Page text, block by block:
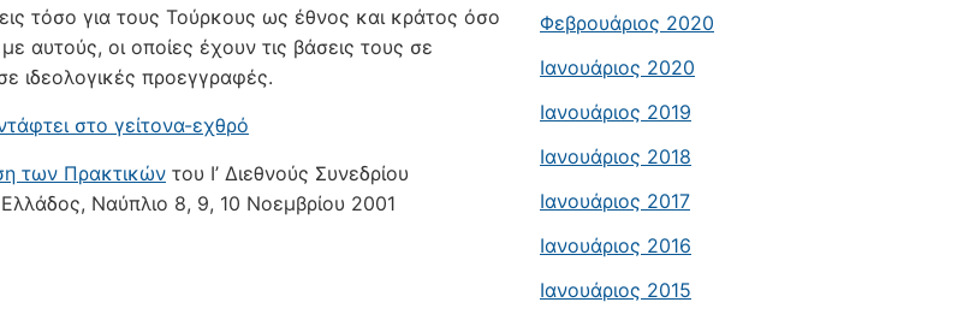
τόσο για τους Τούρκους ως έθνος και κράτος όσο
αυτούς, οι οποίες έχουν τις βάσεις τους σε
ιδεολογικές προεγγραφές.
στο γείτονα-εχθρό
των Πρακτικών του Ι’ Διεθνούς Συνεδρίου
Ελλάδος, Ναύπλιο 8, 9, 10 Νοεμβρίου 2001
Φεβρουάριος 2020
Ιανουάριος 2020
Ιανουάριος 2019
Ιανουάριος 2018
Ιανουάριος 2017
Ιανουάριος 2016
Ιανουάριος 2015